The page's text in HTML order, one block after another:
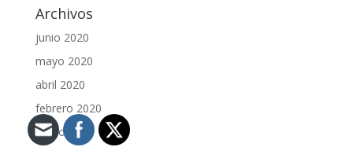
Archivos
junio 2020
mayo 2020
abril 2020
febrero 2020
enero 2020